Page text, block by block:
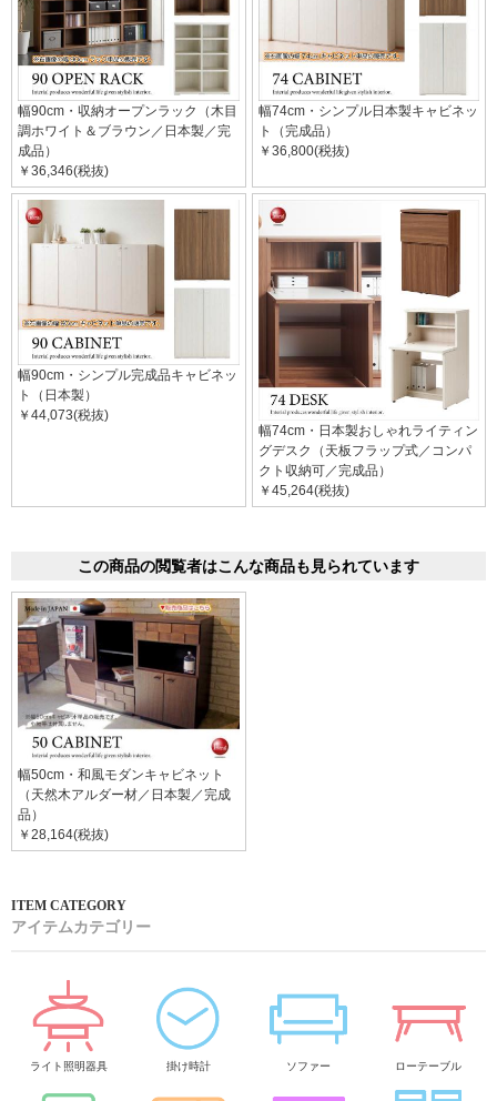
幅90cm・収納オープンラック（木目
調ホワイト＆ブラウン／日本製／完
成品）
￥36,346(税抜)
幅74cm・シンプル日本製キャビネッ
ト（完成品）
￥36,800(税抜)
幅90cm・シンプル完成品キャビネッ
ト（日本製）
￥44,073(税抜)
幅74cm・日本製おしゃれライティン
グデスク（天板フラップ式／コンパ
クト収納可／完成品）
￥45,264(税抜)
この商品の閲覧者はこんな商品も見られています
幅50cm・和風モダンキャビネット
（天然木アルダー材／日本製／完成
品）
￥28,164(税抜)
アイテムカテゴリー
ライト照明器具 掛け時計 ソファー ローテーブル